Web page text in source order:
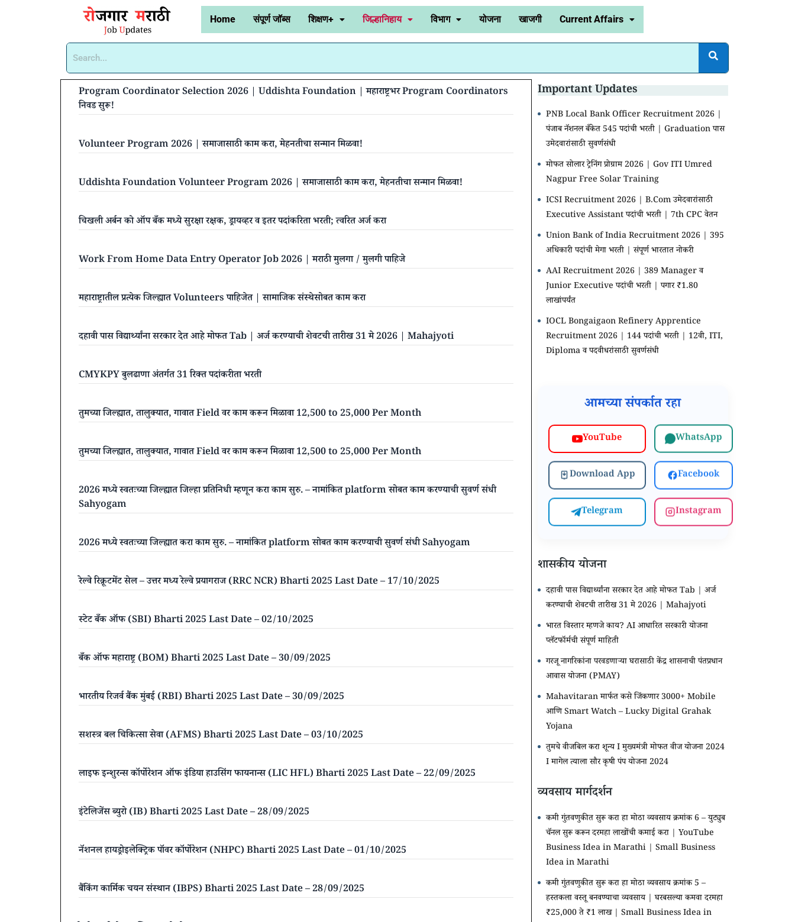
Home संपूर्ण जॉब्स शिक्षण+ जिल्हानिहाय विभाग योजना खाजगी Current Affairs
Program Coordinator Selection 2026 | Uddishta Foundation | महाराष्ट्रभर Program Coordinators
निवड सुरू!
Volunteer Program 2026 | समाजासाठी काम करा, मेहनतीचा सन्मान मिळवा!
Uddishta Foundation Volunteer Program 2026 | समाजासाठी काम करा, मेहनतीचा सन्मान मिळवा!
चिखली अर्बन को ऑप बँक मध्ये सुरक्षा रक्षक, ड्रायव्हर व इतर पदांकरिता भरती; त्वरित अर्ज करा
Work From Home Data Entry Operator Job 2026 | मराठी मुलगा / मुलगी पाहिजे
महाराष्ट्रातील प्रत्येक जिल्ह्यात Volunteers पाहिजेत | सामाजिक संस्थेसोबत काम करा
दहावी पास विद्यार्थ्यांना सरकार देत आहे मोफत Tab | अर्ज करण्याची शेवटची तारीख 31 मे 2026 | Mahajyoti
CMYKPY बुलढाणा अंतर्गत 31 रिक्त पदांकरीता भरती
तुमच्या जिल्ह्यात, तालुक्यात, गावात Field वर काम करून मिळावा 12,500 to 25,000 Per Month
तुमच्या जिल्ह्यात, तालुक्यात, गावात Field वर काम करून मिळावा 12,500 to 25,000 Per Month
2026 मध्ये स्वतःच्या जिल्ह्यात जिल्हा प्रतिनिधी म्हणून करा काम सुरु. – नामांकित platform सोबत काम करण्याची सुवर्ण संधी
Sahyogam
2026 मध्ये स्वतःच्या जिल्ह्यात करा काम सुरु. – नामांकित platform सोबत काम करण्याची सुवर्ण संधी Sahyogam
रेल्वे रिक्रूटमेंट सेल – उत्तर मध्य रेल्वे प्रयागराज (RRC NCR) Bharti 2025 Last Date – 17/10/2025
स्टेट बँक ऑफ (SBI) Bharti 2025 Last Date – 02/10/2025
बँक ऑफ महाराष्ट्र (BOM) Bharti 2025 Last Date – 30/09/2025
भारतीय रिजर्व बैंक मुंबई (RBI) Bharti 2025 Last Date – 30/09/2025
सशस्त्र बल चिकित्सा सेवा (AFMS) Bharti 2025 Last Date – 03/10/2025
लाइफ इन्शुरन्स कॉर्पोरेशन ऑफ इंडिया हाउसिंग फायनान्स (LIC HFL) Bharti 2025 Last Date – 22/09/2025
इंटेलिजेंस ब्युरो (IB) Bharti 2025 Last Date – 28/09/2025
नॅशनल हायड्रोइलेक्ट्रिक पॉवर कॉर्पोरेशन (NHPC) Bharti 2025 Last Date – 01/10/2025
बैंकिंग कार्मिक चयन संस्थान (IBPS) Bharti 2025 Last Date – 28/09/2025
Important Updates
PNB Local Bank Officer Recruitment 2026 |
पंजाब नॅशनल बँकेत 545 पदांची भरती | Graduation पास
उमेदवारांसाठी सुवर्णसंधी
मोफत सोलार ट्रेनिंग प्रोग्राम 2026 | Gov ITI Umred
Nagpur Free Solar Training
ICSI Recruitment 2026 | B.Com उमेदवारांसाठी
Executive Assistant पदांची भरती | 7th CPC वेतन
Union Bank of India Recruitment 2026 | 395
अधिकारी पदांची मेगा भरती | संपूर्ण भारतात नोकरी
AAI Recruitment 2026 | 389 Manager व
Junior Executive पदांची भरती | पगार ₹1.80
लाखांपर्यंत
IOCL Bongaigaon Refinery Apprentice
Recruitment 2026 | 144 पदांची भरती | 12वी, ITI,
Diploma व पदवीधरांसाठी सुवर्णसंधी
आमच्या संपर्कात रहा
YouTube WhatsApp
Download App Facebook
Telegram Instagram
शासकीय योजना
दहावी पास विद्यार्थ्यांना सरकार देत आहे मोफत Tab | अर्ज
करण्याची शेवटची तारीख 31 मे 2026 | Mahajyoti
भारत विस्तार म्हणजे काय? AI आधारित सरकारी योजना
प्लॅटफॉर्मची संपूर्ण माहिती
गरजू नागरिकांना परवडणाऱ्या घरासाठी केंद्र शासनाची पंतप्रधान
आवास योजना (PMAY)
Mahavitaran मार्फत कसे जिंकणार 3000+ Mobile
आणि Smart Watch – Lucky Digital Grahak
Yojana
तुमचे वीजबिल करा शून्य I मुख्यमंत्री मोफत वीज योजना 2024
I मागेल त्याला सौर कृषी पंप योजना 2024
व्यवसाय मार्गदर्शन
कमी गुंतवणुकीत सुरू करा हा मोठा व्यवसाय क्रमांक 6 – युट्युब
चॅनल सुरू करून दरमहा लाखोंची कमाई करा | YouTube
Business Idea in Marathi | Small Business
Idea in Marathi
कमी गुंतवणुकीत सुरू करा हा मोठा व्यवसाय क्रमांक 5 –
हस्तकला वस्तू बनवण्याचा व्यवसाय | घरबसल्या कमवा दरमहा
₹25,000 ते ₹1 लाख | Small Business Idea in